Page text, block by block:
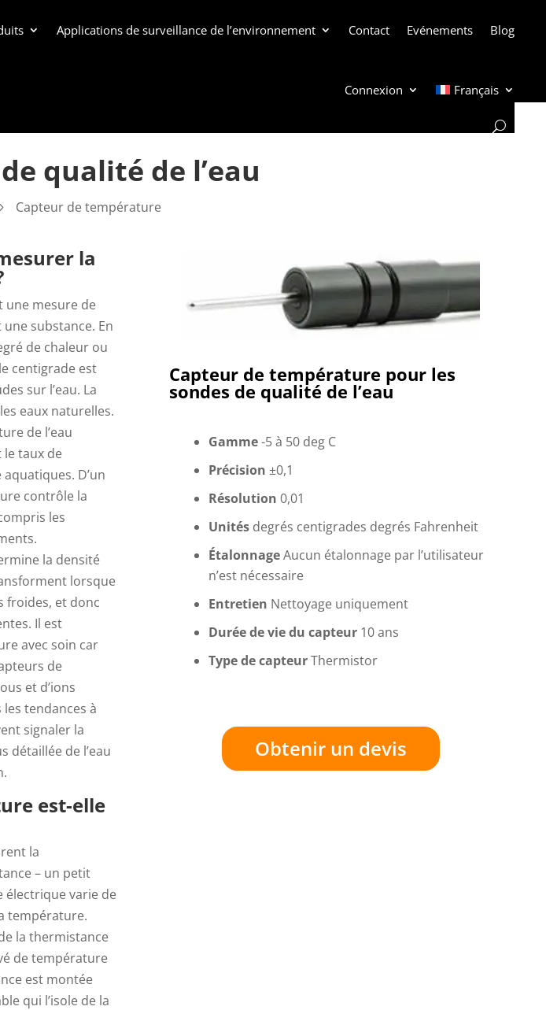
Applications de surveillance de l’environnement Contact Evénements Blog
Connexion Français
qualité de l’eau
5 Capteur de température
la
une mesure de
substance. En
de chaleur ou
centigrade est
sur l’eau. La
eaux naturelles.
de l’eau
taux de
D’un
contrôle la
les
la densité
lorsque
froides, et donc
Il est
avec soin car
de
et d’ions
tendances à
signaler la
détaillée de l’eau
est-elle
la
– un petit
électrique varie de
température.
la thermistance
de température
est montée
qui l’isole de la
Capteur de température pour les
sondes de qualité de l’eau
Gamme-5 à 50 deg C
Précision ±0,1
Résolution 0,01
Unitésdegrés centigrades degrés Fahrenheit
ÉtalonnageAucun étalonnage par l’utilisateur
n’est nécessaire
Entretien Nettoyage uniquement
Durée de vie du capteur10 ans
Type de capteurThermistor
Obtenir un devis